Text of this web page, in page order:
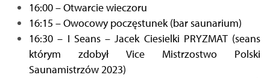
16:00 – Otwarcie wieczoru
16:15 – Owocowy poczęstunek (bar saunarium)
16:30 – I Seans – Jacek Ciesielki PRYZMAT (seans
którym zdobył Vice Mistrzostwo Polski
Saunamistrzów 2023)